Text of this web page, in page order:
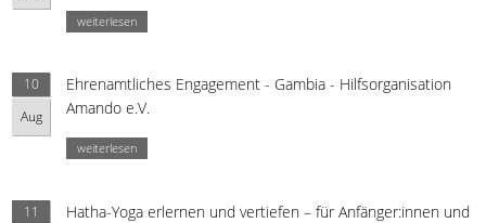
weiterlesen
10
Aug
Ehrenamtliches Engagement - Gambia - Hilfsorganisation
Amando e.V.
weiterlesen
11
Hatha-Yoga erlernen und vertiefen – für Anfänger:innen und